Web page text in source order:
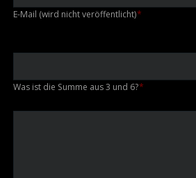
Pflichtfeld
E-Mail (wird nicht veröffentlicht)*
Was ist die Summe aus 3 und 6?*